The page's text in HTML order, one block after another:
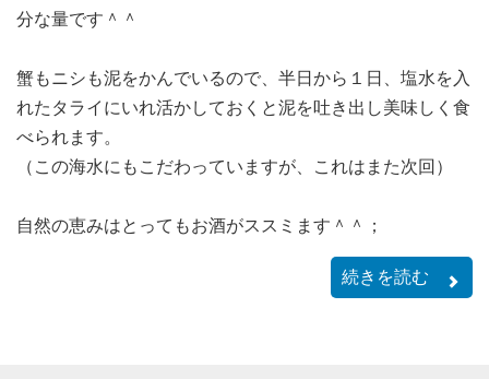
分な量です＾＾
蟹もニシも泥をかんでいるので、半日から１日、塩水を入
れたタライにいれ活かしておくと泥を吐き出し美味しく食
べられます。
（この海水にもこだわっていますが、これはまた次回）
自然の恵みはとってもお酒がススミます＾＾；
続きを読む